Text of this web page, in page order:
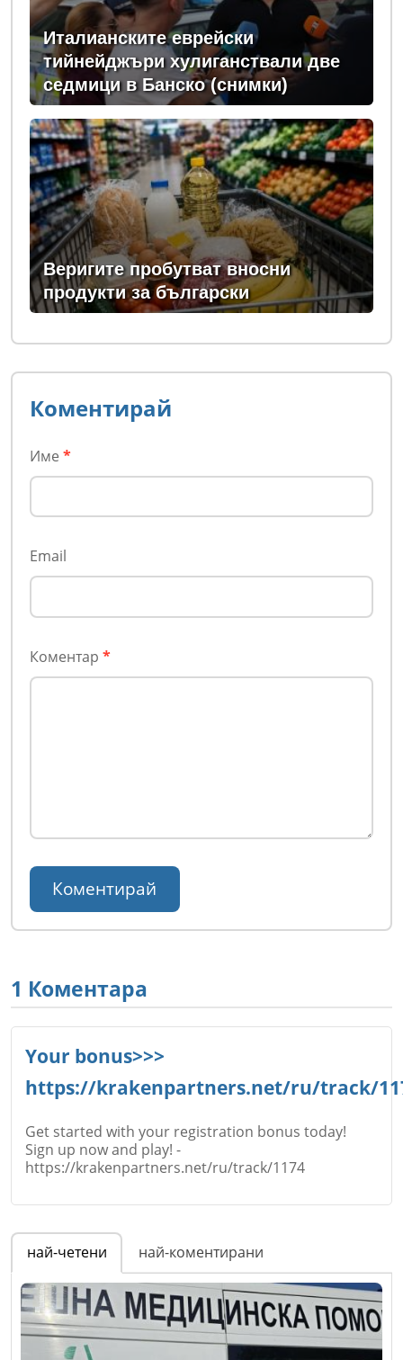
Италианските еврейски
тийнейджъри хулиганствали две
седмици в Банско (снимки)
Веригите пробутват вносни
продукти за български
Коментирай
Име *
Email
Коментар *
1 Коментара
Your bonus>>>
https://krakenpartners.net/ru/track/
Get started with your registration bonus today!
Sign up now and play! -
https://krakenpartners.net/ru/track/1174
Име*
Email
най-четени най-коментирани